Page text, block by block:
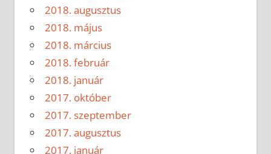
2018. augusztus
2018. május
2018. március
2018. február
2018. január
2017. október
2017. szeptember
2017. augusztus
2017. január